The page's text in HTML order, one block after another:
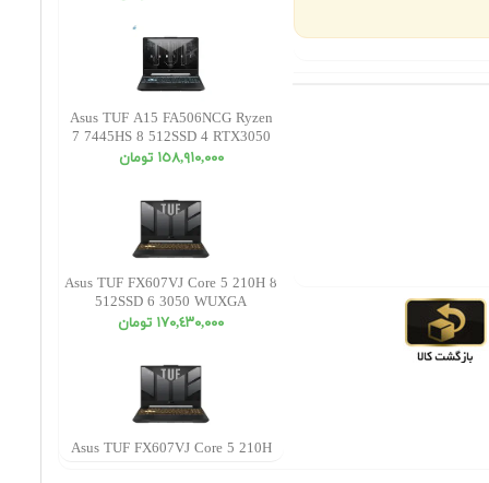
Asus TUF A15 FA506NCG Ryzen
7 7445HS 8 512SSD 4 RTX3050
FHD
١٥٨,٩١٠,٠٠٠ تومان
Asus TUF FX607VJ Core 5 210H 8
512SSD 6 3050 WUXGA
١٧٠,٤٣٠,٠٠٠ تومان
Asus TUF FX607VJ Core 5 210H